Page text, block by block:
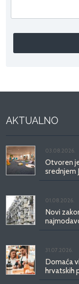
AKTUALNO
03.08.2026.
Otvoren
srednjem
01.08.2026.
Novi
31.07.2026.
Domaća
hrvatskih